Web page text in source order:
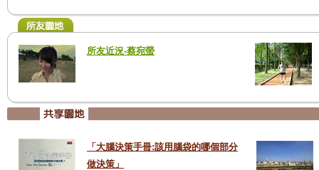
所友近況-蔡宛螢
「大腦決策手冊:該用腦袋的哪個部分
做決策」